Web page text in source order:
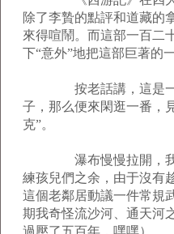
除了李贄的點評和道藏的
來得喧鬧。而這部一百二
下“意外”地把這部巨著的
按老話講，這是一部
子，那么便來閑逛一番，
克”。
瀑布慢慢拉開，我們
練孩兒們之余，由于沒有
這個老鄰居動議一件常規
期我奇怪流沙河、通天河
過壓了五百年，嘿嘿）